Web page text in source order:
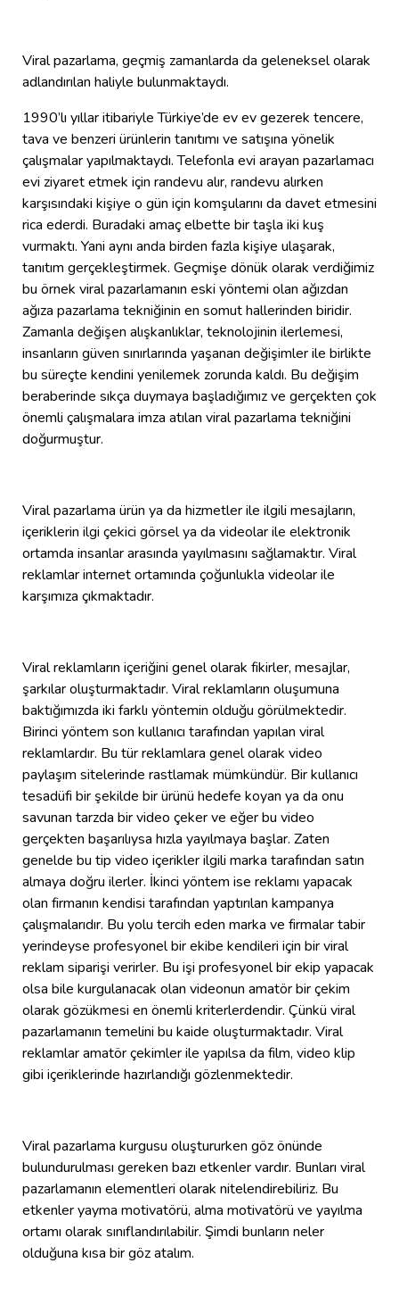
Viral pazarlama, geçmiş zamanlarda da geleneksel olarak
adlandırılan haliyle bulunmaktaydı.
1990’lı yıllar itibariyle Türkiye’de ev ev gezerek tencere,
tava ve benzeri ürünlerin tanıtımı ve satışına yönelik
çalışmalar yapılmaktaydı. Telefonla evi arayan pazarlamacı
evi ziyaret etmek için randevu alır, randevu alırken
karşısındaki kişiye o gün için komşularını da davet etmesini
rica ederdi. Buradaki amaç elbette bir taşla iki kuş
vurmaktı. Yani aynı anda birden fazla kişiye ulaşarak,
tanıtım gerçekleştirmek. Geçmişe dönük olarak verdiğimiz
bu örnek viral pazarlamanın eski yöntemi olan ağızdan
ağıza pazarlama tekniğinin en somut hallerinden biridir.
Zamanla değişen alışkanlıklar, teknolojinin ilerlemesi,
insanların güven sınırlarında yaşanan değişimler ile birlikte
bu süreçte kendini yenilemek zorunda kaldı. Bu değişim
beraberinde sıkça duymaya başladığımız ve gerçekten çok
önemli çalışmalara imza atılan viral pazarlama tekniğini
doğurmuştur.
Viral pazarlama ürün ya da hizmetler ile ilgili mesajların,
içeriklerin ilgi çekici görsel ya da videolar ile elektronik
ortamda insanlar arasında yayılmasını sağlamaktır. Viral
reklamlar internet ortamında çoğunlukla videolar ile
karşımıza çıkmaktadır.
Viral reklamların içeriğini genel olarak fikirler, mesajlar,
şarkılar oluşturmaktadır. Viral reklamların oluşumuna
baktığımızda iki farklı yöntemin olduğu görülmektedir.
Birinci yöntem son kullanıcı tarafından yapılan viral
reklamlardır. Bu tür reklamlara genel olarak video
paylaşım sitelerinde rastlamak mümkündür. Bir kullanıcı
tesadüfi bir şekilde bir ürünü hedefe koyan ya da onu
savunan tarzda bir video çeker ve eğer bu video
gerçekten başarılıysa hızla yayılmaya başlar. Zaten
genelde bu tip video içerikler ilgili marka tarafından satın
almaya doğru ilerler. İkinci yöntem ise reklamı yapacak
olan firmanın kendisi tarafından yaptırılan kampanya
çalışmalarıdır. Bu yolu tercih eden marka ve firmalar tabir
yerindeyse profesyonel bir ekibe kendileri için bir viral
reklam siparişi verirler. Bu işi profesyonel bir ekip yapacak
olsa bile kurgulanacak olan videonun amatör bir çekim
olarak gözükmesi en önemli kriterlerdendir. Çünkü viral
pazarlamanın temelini bu kaide oluşturmaktadır. Viral
reklamlar amatör çekimler ile yapılsa da film, video klip
gibi içeriklerinde hazırlandığı gözlenmektedir.
Viral pazarlama kurgusu oluştururken göz önünde
bulundurulması gereken bazı etkenler vardır. Bunları viral
pazarlamanın elementleri olarak nitelendirebiliriz. Bu
etkenler yayma motivatörü, alma motivatörü ve yayılma
ortamı olarak sınıflandırılabilir. Şimdi bunların neler
olduğuna kısa bir göz atalım.